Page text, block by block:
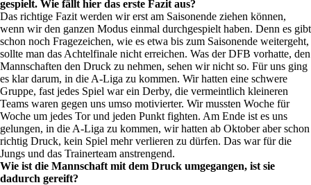
gespielt. Wie fällt hier das erste Fazit aus?
Das richtige Fazit werden wir erst am Saisonende ziehen können,
wenn wir den ganzen Modus einmal durchgespielt haben. Denn es gibt
schon noch Fragezeichen, wie es etwa bis zum Saisonende weitergeht,
sollte man das Achtelfinale nicht erreichen. Was der DFB vorhatte, den
Mannschaften den Druck zu nehmen, sehen wir nicht so. Für uns ging
es klar darum, in die A-Liga zu kommen. Wir hatten eine schwere
Gruppe, fast jedes Spiel war ein Derby, die vermeintlich kleineren
Teams waren gegen uns umso motivierter. Wir mussten Woche für
Woche um jedes Tor und jeden Punkt fighten. Am Ende ist es uns
gelungen, in die A-Liga zu kommen, wir hatten ab Oktober aber schon
richtig Druck, kein Spiel mehr verlieren zu dürfen. Das war für die
Jungs und das Trainerteam anstrengend.
Wie ist die Mannschaft mit dem Druck umgegangen, ist sie
dadurch gereift?